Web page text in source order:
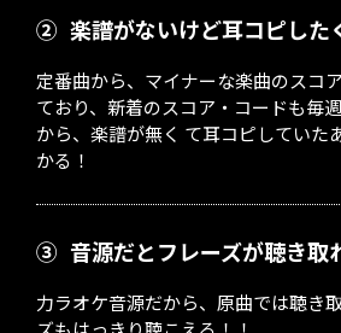
② 楽譜がないけど耳コピした
定番曲から、マイナーな楽曲のスコ
ており、新着のスコア・コードも毎
から、楽譜が無く て耳コピしていた
かる！
③ 音源だとフレーズが聴き
力ラオケ音源だから、原曲では聴き